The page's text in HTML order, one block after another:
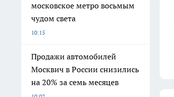
московское метро восьмым
чудом света
10:15
Продажи автомобилей
Москвич в России снизились
на 20% за семь месяцев